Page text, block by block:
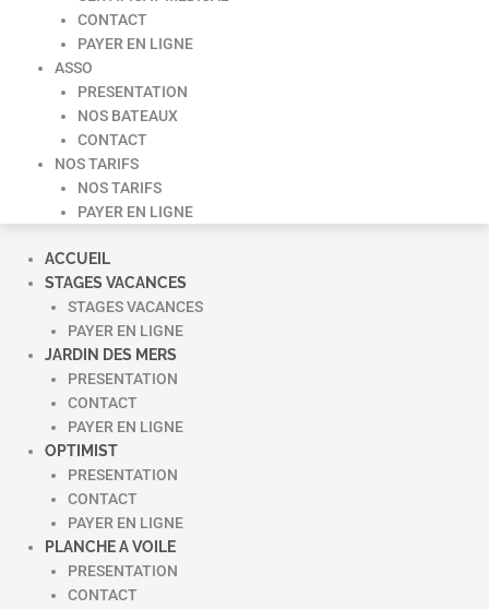
CONTACT
PAYER EN LIGNE
ASSO
PRESENTATION
NOS BATEAUX
CONTACT
NOS TARIFS
NOS TARIFS
PAYER EN LIGNE
ACCUEIL
STAGES VACANCES
STAGES VACANCES
PAYER EN LIGNE
JARDIN DES MERS
PRESENTATION
CONTACT
PAYER EN LIGNE
OPTIMIST
PRESENTATION
CONTACT
PAYER EN LIGNE
PLANCHE A VOILE
PRESENTATION
CONTACT